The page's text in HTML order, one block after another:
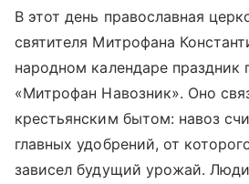
В этот день православная
святителя Митрофана
народном календаре праздник
«Митрофан Навозник». Оно
крестьянским бытом: навоз
главных удобрений, от
зависел будущий урожай.